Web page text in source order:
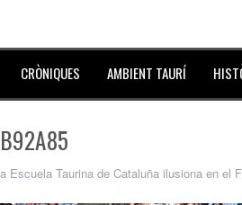
CRÒNIQUES AMBIENT TAURÍ
Escuela Taurina de Cataluña ilusiona en el